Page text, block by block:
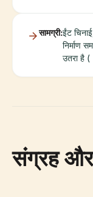
सामग्री:ईंट
निर्माण
उतरा है (
संग्रह और